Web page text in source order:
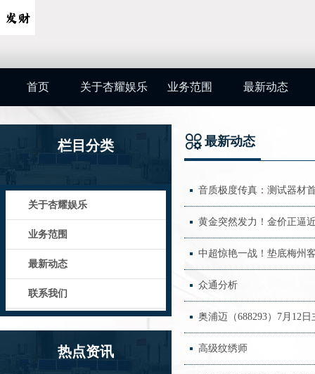
首页 关于杏耀娱乐 业务范围 最新动态
栏目分类
关于杏耀娱乐
业务范围
最新动态
联系我们
热点资讯
最新动态
音质极度传真：测试器材
黄金突然发力！金价正逼
中超惊艳一战！垫底梅州
众通分析
奥浦迈（688293）7月12
高级纹绣师